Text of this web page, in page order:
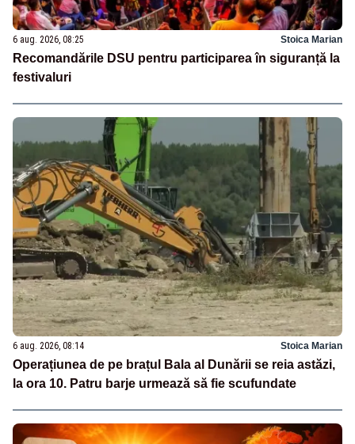
6 aug. 2026, 08:25 Stoica Marian
Recomandările DSU pentru participarea în siguranță la
festivaluri
6 aug. 2026, 08:14 Stoica Marian
Operațiunea de pe brațul Bala al Dunării se reia astăzi,
la ora 10. Patru barje urmează să fie scufundate